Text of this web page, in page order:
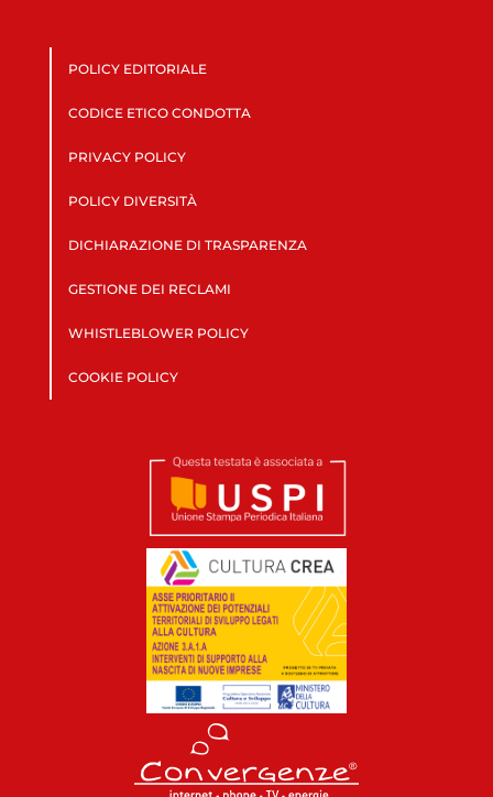
POLICY EDITORIALE
CODICE ETICO CONDOTTA
PRIVACY POLICY
POLICY DIVERSITÀ
DICHIARAZIONE DI TRASPARENZA
GESTIONE DEI RECLAMI
WHISTLEBLOWER POLICY
COOKIE POLICY